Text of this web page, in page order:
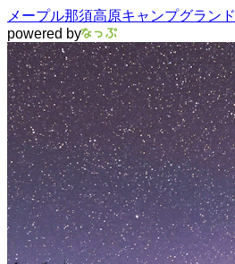
メープル那須高原キャンプグランド
powered by